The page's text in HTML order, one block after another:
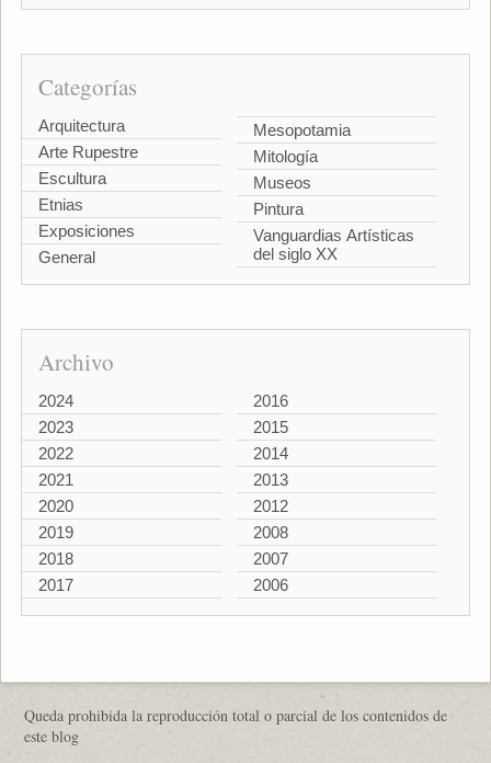
Categorías
Arquitectura
Arte Rupestre
Escultura
Etnias
Exposiciones
General
Mesopotamia
Mitología
Museos
Pintura
Vanguardias Artísticas
del siglo XX
Archivo
2024
2023
2022
2021
2020
2019
2018
2017
2016
2015
2014
2013
2012
2008
2007
2006
Queda prohibida la reproducción total o parcial de los contenidos de
este blog